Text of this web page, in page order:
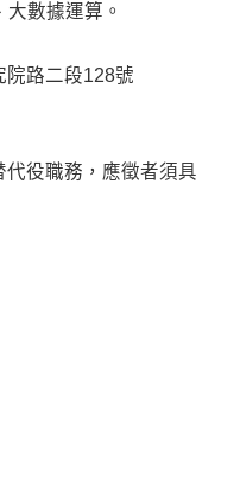
數據運算。
院路二段128號
役職務，應徵者須具